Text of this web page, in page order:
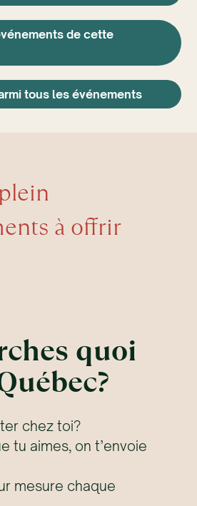
de cette
tous les événements
à offrir
quoi
chez toi?
tu aimes, on t’envoie
mesure chaque